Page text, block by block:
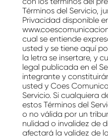
Términos del Servicio,
Privacidad disponible
cual se entiende
usted y se tiene aquí
la letra se insertare, y
legal publicada en el
integrante y
usted y Coes
Servicio. Si cualquiera
estos Términos del
o no válida por un
nulidad o invalidez de
afectará la validez de